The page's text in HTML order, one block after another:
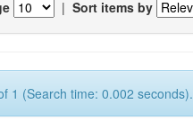
| Sort items by
1 (Search time: 0.002 seconds).